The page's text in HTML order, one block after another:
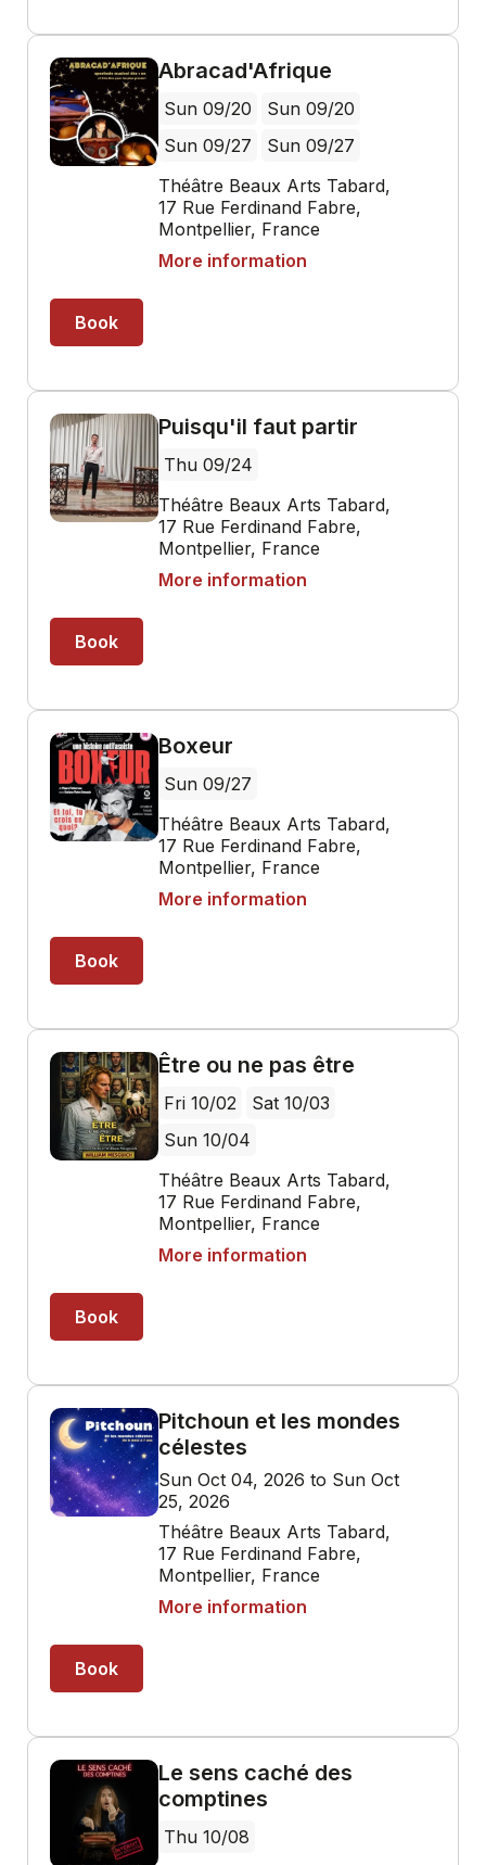
Abracad'Afrique
Sun 09/20
Sun 09/20
Sun 09/27
Sun 09/27
Théâtre Beaux Arts Tabard,
17 Rue Ferdinand Fabre,
Montpellier, France
More information
Book
Puisqu'il faut partir
Thu 09/24
Théâtre Beaux Arts Tabard,
17 Rue Ferdinand Fabre,
Montpellier, France
More information
Book
Boxeur
Sun 09/27
Théâtre Beaux Arts Tabard,
17 Rue Ferdinand Fabre,
Montpellier, France
More information
Book
Être ou ne pas être
Fri 10/02
Sat 10/03
Sun 10/04
Théâtre Beaux Arts Tabard,
17 Rue Ferdinand Fabre,
Montpellier, France
More information
Book
Pitchoun et les mondes
célestes
Sun Oct 04, 2026 to Sun Oct
25, 2026
Théâtre Beaux Arts Tabard,
17 Rue Ferdinand Fabre,
Montpellier, France
More information
Book
Le sens caché des
comptines
Thu 10/08